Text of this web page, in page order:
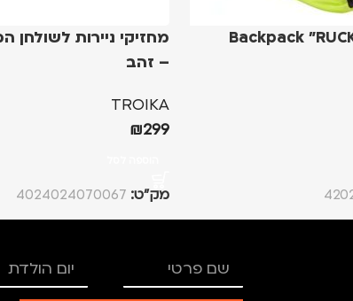
Backpack
– זהב
TROIKA
₪299
מק”ט: 4024024070067